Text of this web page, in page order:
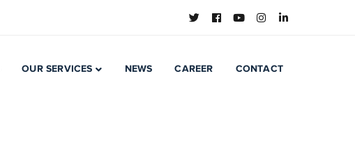
OUR SERVICES NEWS CAREER CONTACT